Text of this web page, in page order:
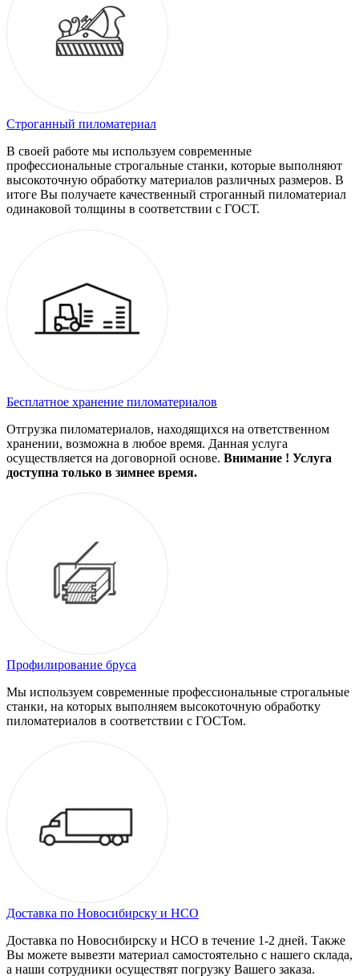
Строганный пиломатериал
В своей работе мы используем современные
профессиональные строгальные станки, которые выполняют
высокоточную обработку материалов различных размеров. В
итоге Вы получаете качественный строганный пиломатериал
одинаковой толщины в соответствии с ГОСТ.
Бесплатное хранение пиломатериалов
Отгрузка пиломатериалов, находящихся на ответственном
хранении, возможна в любое время. Данная услуга
осуществляется на договорной основе. Внимание ! Услуга
доступна только в зимнее время.
Профилирование бруса
Мы используем современные профессиональные строгальные
станки, на которых выполняем высокоточную обработку
пиломатериалов в соответствии с ГОСТом.
Доставка по Новосибирску и НСО
Доставка по Новосибирску и НСО в течение 1-2 дней. Также
Вы можете вывезти материал самостоятельно с нашего склада,
а наши сотрудники осуществят погрузку Вашего заказа.